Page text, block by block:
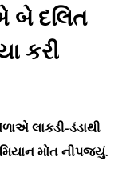
બે દલિત
કરી
લાકડી-ડંડાથી
મોત નીપજ્યું.